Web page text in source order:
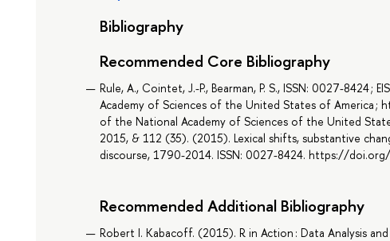
Bibliography
Recommended Core Bibliography
Rule, A., Cointet, J.-P., Bearman, P. S., ISSN: 0027-8424 ;
Academy of Sciences of the United States of America ;
of the National Academy of Sciences of the United
2015, & 112 (35). (2015). Lexical shifts, substantive
discourse, 1790-2014. ISSN: 0027-8424. https://
Recommended Additional Bibliography
Robert I. Kabacoff. (2015). R in Action : Data Analysis